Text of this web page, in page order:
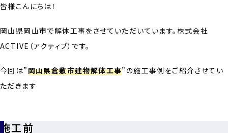
皆様こんにちは！
岡山県岡山市で解体工事をさせていただいています。株式会社
ACTIVE（アクティブ）です。
今回は”岡山県倉敷市建物解体工事”の施工事例をご紹介させてい
ただきます
施工前